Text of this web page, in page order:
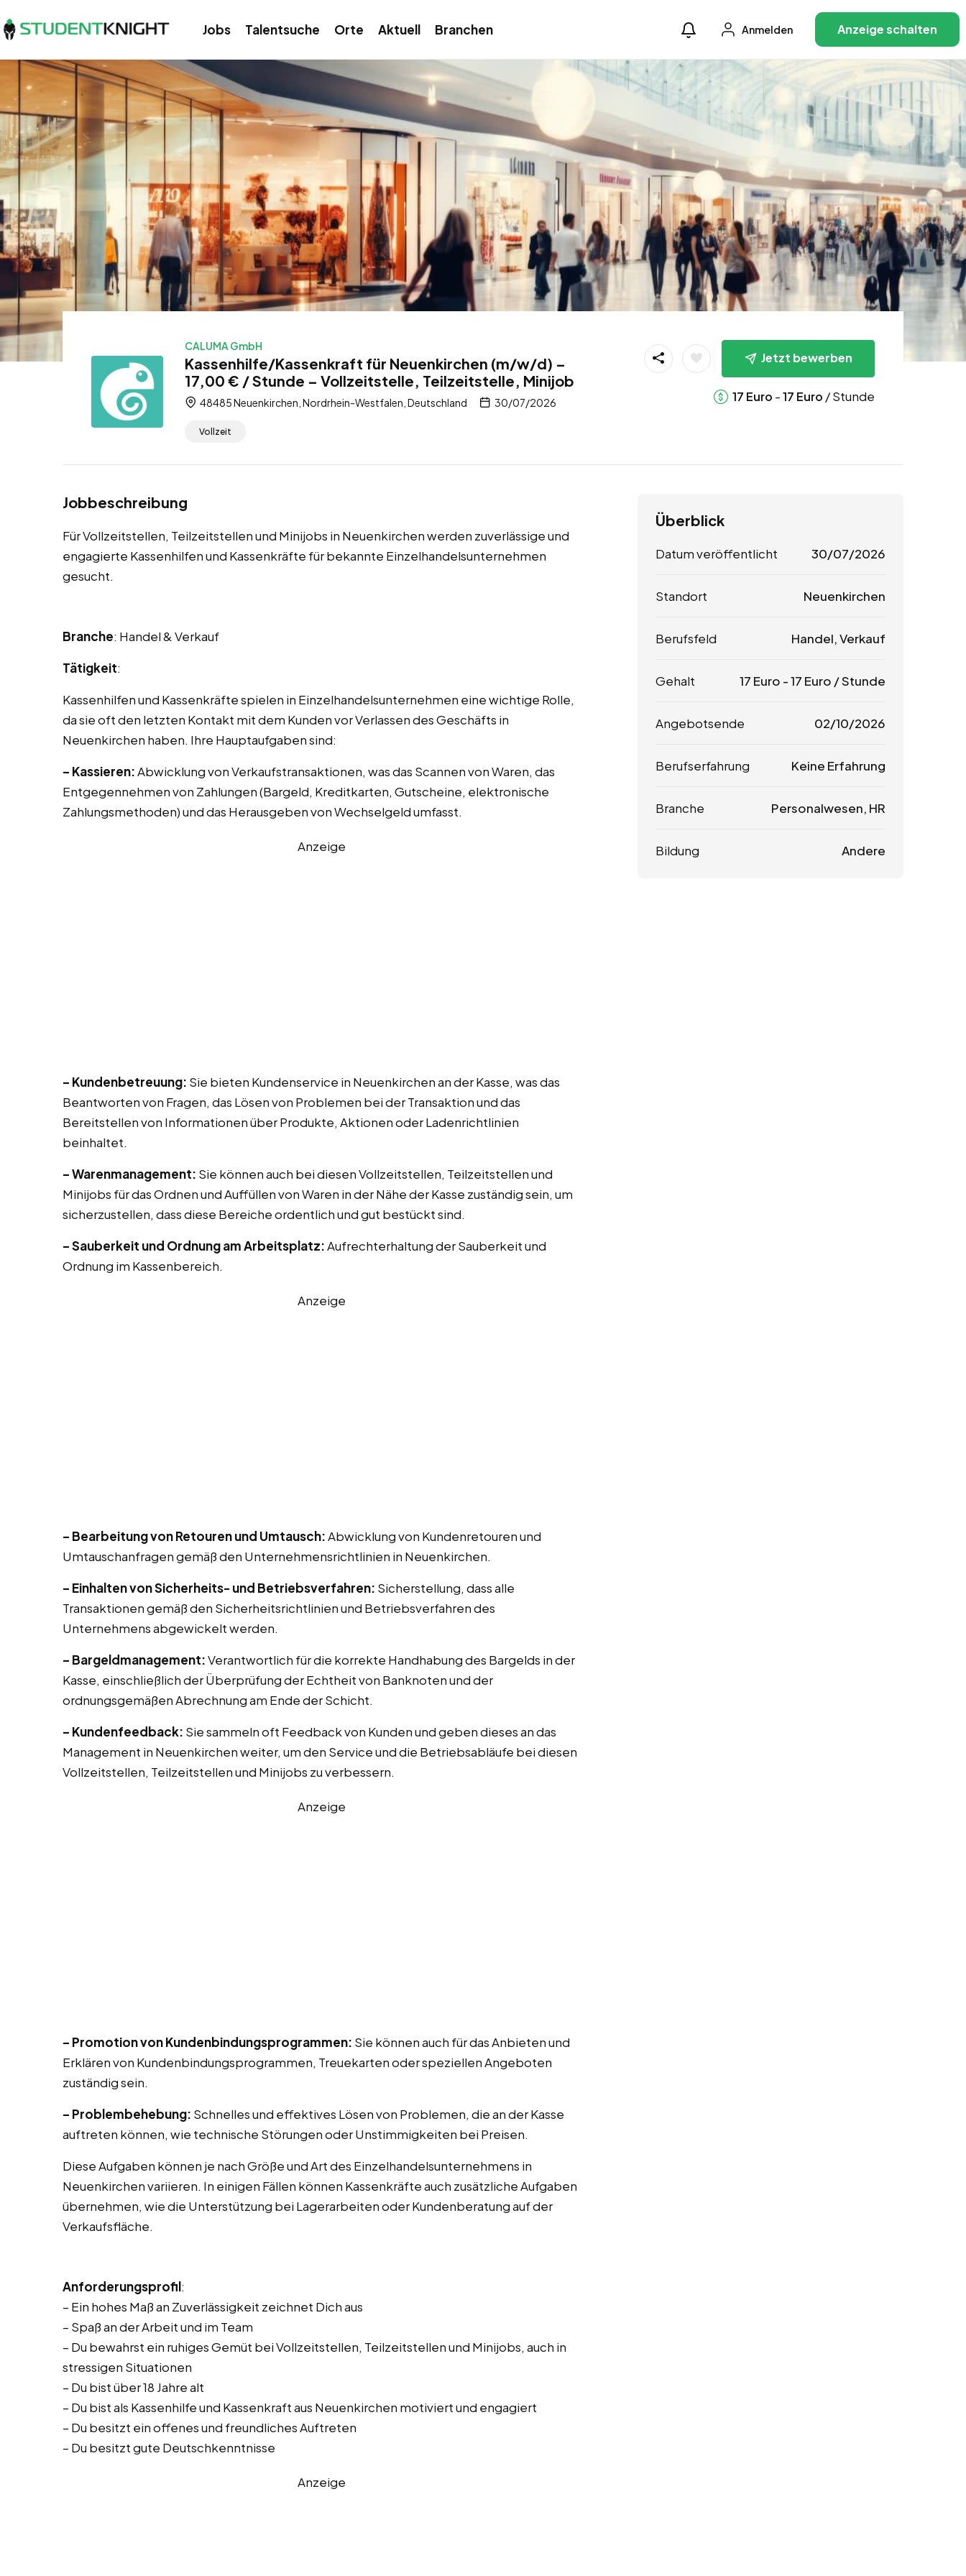
Jobs Talentsuche Orte Aktuell Branchen Anmelden Anzeige schalten
CALUMA GmbH
Kassenhilfe/Kassenkraft für Neuenkirchen (m/w/d) –
17,00 € / Stunde – Vollzeitstelle, Teilzeitstelle, Minijob
48485 Neuenkirchen, Nordrhein-Westfalen, Deutschland 30/07/2026
Vollzeit
Jetzt bewerben
17 Euro -17 Euro / Stunde
Jobbeschreibung
Für Vollzeitstellen, Teilzeitstellen und Minijobs in Neuenkirchen werden zuverlässige und
engagierte Kassenhilfen und Kassenkräfte für bekannte Einzelhandelsunternehmen
gesucht.
Branche: Handel & Verkauf
Tätigkeit:
Kassenhilfen und Kassenkräfte spielen in Einzelhandelsunternehmen eine wichtige Rolle,
da sie oft den letzten Kontakt mit dem Kunden vor Verlassen des Geschäfts in
Neuenkirchen haben. Ihre Hauptaufgaben sind:
– Kassieren:Abwicklung von Verkaufstransaktionen, was das Scannen von Waren, das
Entgegennehmen von Zahlungen (Bargeld, Kreditkarten, Gutscheine, elektronische
Zahlungsmethoden) und das Herausgeben von Wechselgeld umfasst.
Anzeige
– Kundenbetreuung: Sie bieten Kundenservice in Neuenkirchen an der Kasse, was das
Beantworten von Fragen, das Lösen von Problemen bei der Transaktion und das
Bereitstellen von Informationen über Produkte, Aktionen oder Ladenrichtlinien
beinhaltet.
– Warenmanagement: Sie können auch bei diesen Vollzeitstellen, Teilzeitstellen und
Minijobs für das Ordnen und Auffüllen von Waren in der Nähe der Kasse zuständig sein, um
sicherzustellen, dass diese Bereiche ordentlich und gut bestückt sind.
– Sauberkeit und Ordnung am Arbeitsplatz:Aufrechterhaltung der Sauberkeit und
Ordnung im Kassenbereich.
Anzeige
– Bearbeitung von Retouren und Umtausch:Abwicklung von Kundenretouren und
Umtauschanfragen gemäß den Unternehmensrichtlinien in Neuenkirchen.
– Einhalten von Sicherheits- und Betriebsverfahren: Sicherstellung, dass alle
Transaktionen gemäß den Sicherheitsrichtlinien und Betriebsverfahren des
Unternehmens abgewickelt werden.
– Bargeldmanagement:Verantwortlich für die korrekte Handhabung des Bargelds in der
Kasse, einschließlich der Überprüfung der Echtheit von Banknoten und der
ordnungsgemäßen Abrechnung am Ende der Schicht.
– Kundenfeedback: Sie sammeln oft Feedback von Kunden und geben dieses an das
Management in Neuenkirchen weiter, um den Service und die Betriebsabläufe bei diesen
Vollzeitstellen, Teilzeitstellen und Minijobs zu verbessern.
Anzeige
– Promotion von Kundenbindungsprogrammen: Sie können auch für das Anbieten und
Erklären von Kundenbindungsprogrammen, Treuekarten oder speziellen Angeboten
zuständig sein.
– Problembehebung: Schnelles und effektives Lösen von Problemen, die an der Kasse
auftreten können, wie technische Störungen oder Unstimmigkeiten bei Preisen.
Diese Aufgaben können je nach Größe und Art des Einzelhandelsunternehmens in
Neuenkirchen variieren. In einigen Fällen können Kassenkräfte auch zusätzliche Aufgaben
übernehmen, wie die Unterstützung bei Lagerarbeiten oder Kundenberatung auf der
Verkaufsfläche.
Anforderungsprofil:
– Ein hohes Maß an Zuverlässigkeit zeichnet Dich aus
– Spaß an der Arbeit und im Team
– Du bewahrst ein ruhiges Gemüt bei Vollzeitstellen, Teilzeitstellen und Minijobs, auch in
stressigen Situationen
– Du bist über 18 Jahre alt
– Du bist als Kassenhilfe und Kassenkraft aus Neuenkirchen motiviert und engagiert
– Du besitzt ein offenes und freundliches Auftreten
– Du besitzt gute Deutschkenntnisse
Anzeige
Überblick
Datum veröffentlicht 30/07/2026
Standort Neuenkirchen
Berufsfeld Handel, Verkauf
Gehalt 17 Euro -17 Euro / Stunde
Angebotsende 02/10/2026
Berufserfahrung Keine Erfahrung
Branche Personalwesen, HR
Bildung Andere